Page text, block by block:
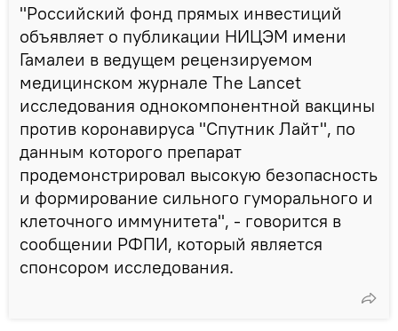
"Российский фонд прямых инвестиций
объявляет о публикации НИЦЭМ имени
Гамалеи в ведущем рецензируемом
медицинском журнале The Lancet
исследования однокомпонентной вакцины
против коронавируса "Спутник Лайт", по
данным которого препарат
продемонстрировал высокую безопасность
и формирование сильного гуморального и
клеточного иммунитета", - говорится в
сообщении РФПИ, который является
спонсором исследования.